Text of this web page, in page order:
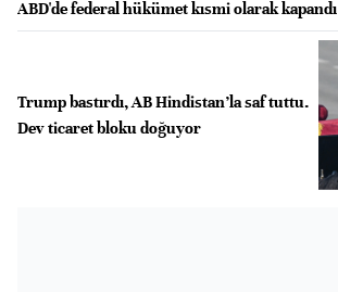
ABD'de federal hükümet kısmi olarak kapandı
Trump bastırdı, AB Hindistan’la saf tuttu.
Dev ticaret bloku doğuyor